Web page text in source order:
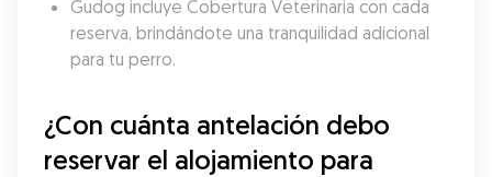
Gudog incluye Cobertura Veterinaria con cada
reserva, brindándote una tranquilidad adicional
para tu perro.
¿Con cuánta antelación debo
reservar el alojamiento para